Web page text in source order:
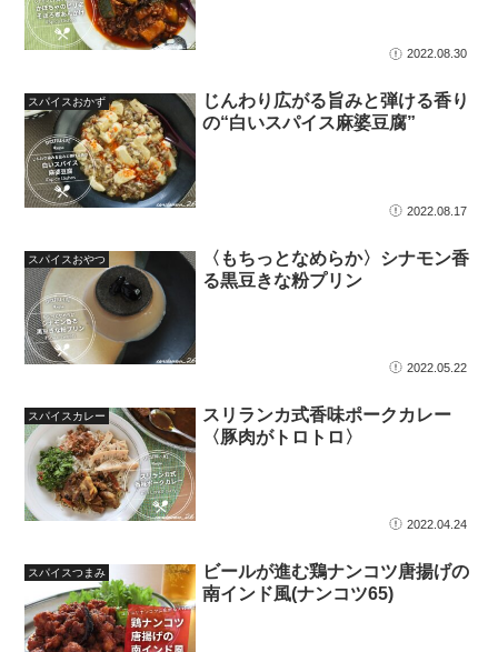
2022.08.30
スパイスおかず
じんわり広がる旨みと弾ける香り
の“白いスパイス麻婆豆腐”
2022.08.17
スパイスおやつ
〈もちっとなめらか〉シナモン香
る黒豆きな粉プリン
2022.05.22
スパイスカレー
スリランカ式香味ポークカレー
〈豚肉がトロトロ〉
2022.04.24
スパイスつまみ
ビールが進む鶏ナンコツ唐揚げの
南インド風(ナンコツ65)